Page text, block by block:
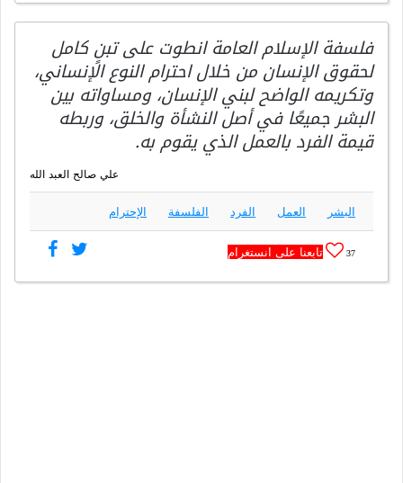
فلسفة الإسلام العامة انطوت على تبنٍ كامل
لحقوق الإنسان من خلال احترام النوع الإنساني،
وتكريمه الواضح لبني الإنسان، ومساواته بين
البشر جميعًا في أصل النشأة والخلق، وربطه
قيمة الفرد بالعمل الذي يقوم به.
علي صالح العبد الله
البشر العمل الفرد الفلسفة الإحترام
37 تابعنا على انستغرام